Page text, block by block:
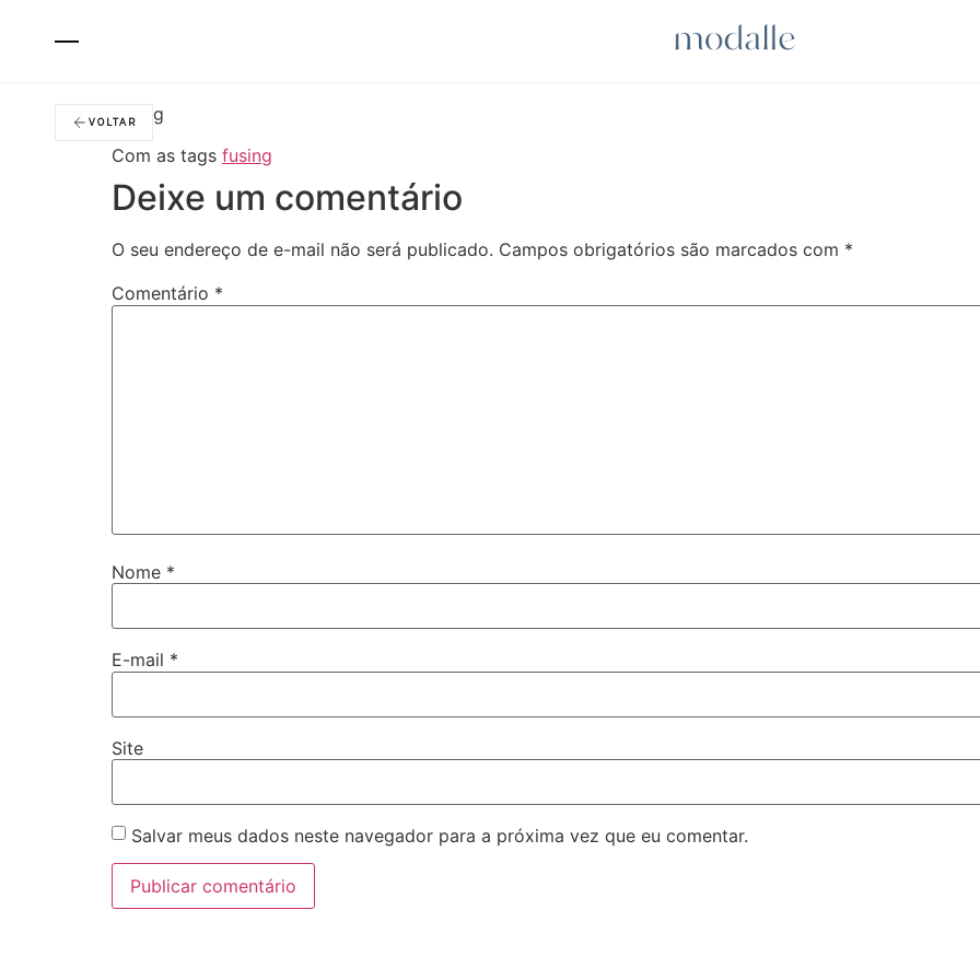
VOLTARFusing
Com as tags fusing
Deixe um comentário
O seu endereço de e-mail não será publicado. Campos obrigatórios são marcados com *
Comentário *
Nome *
E-mail *
Site
Salvar meus dados neste navegador para a próxima vez que eu comentar.